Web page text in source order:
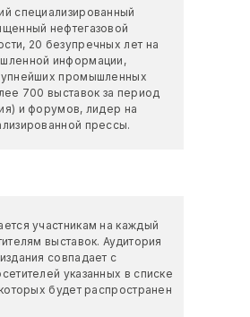
участникам на каждый
выставок. Аудитория
совпадает с
указанных в списке
будет распространен
специализированный
нефтегазовой
20 безупречных лет на
информации,
промышленных
700 выставок за период
и форумов, лидер на
прессы.